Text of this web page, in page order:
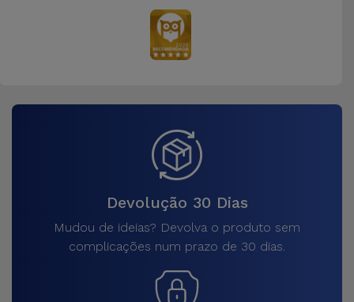
Devolução 30 Dias
Mudou de ideias? Devolva o produto sem
complicações num prazo de 30 dias.